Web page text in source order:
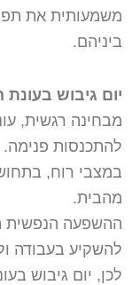
משמעותית את
ביניהם.
יום גיבוש
מבחינה רגשית,
להתכנסות פנימה.
במצבי רוח,
מהבית.
ההשפעה הנפשית
להשקיע בעבודה
לכן, יום גיבוש